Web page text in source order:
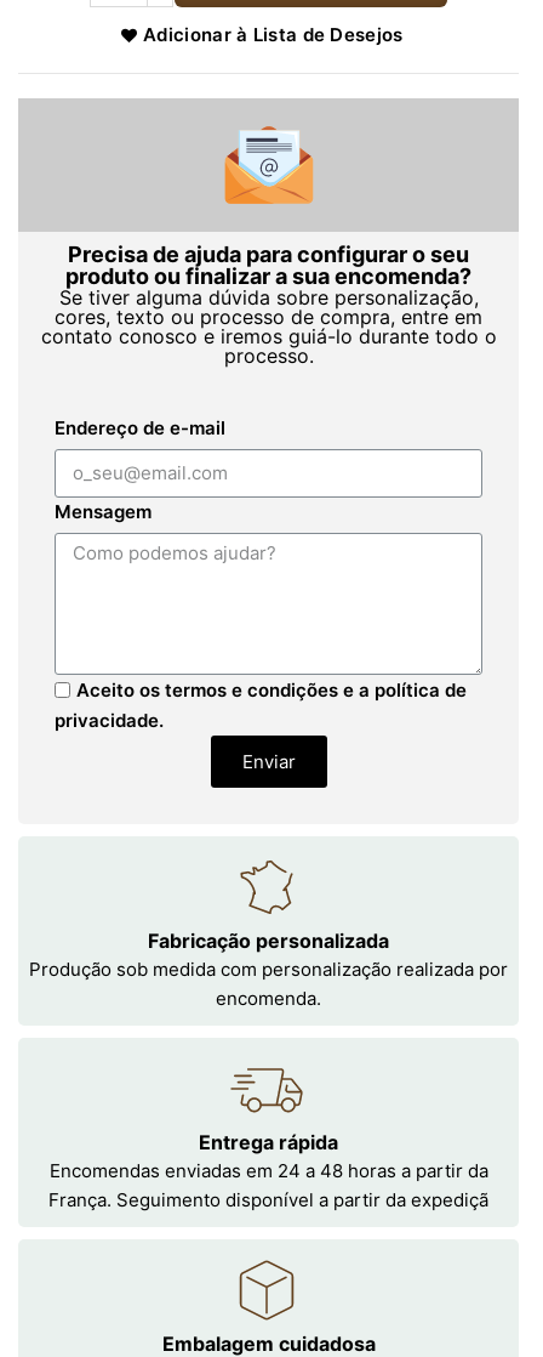
Adicionar à Lista de Desejos
Precisa de ajuda para configurar o seu
produto ou finalizar a sua encomenda?
Se tiver alguma dúvida sobre personalização,
cores, texto ou processo de compra, entre em
contato conosco e iremos guiá-lo durante todo o
processo.
Endereço de e-mail
Mensagem
Aceito os termos e condições e a política de
privacidade.
Enviar
Fabricação personalizada
Produção sob medida com personalização realizada por
encomenda.
Entrega rápida
Encomendas enviadas em 24 a 48 horas a partir da
França. Seguimento disponível a partir da expediçã
Embalagem cuidadosa